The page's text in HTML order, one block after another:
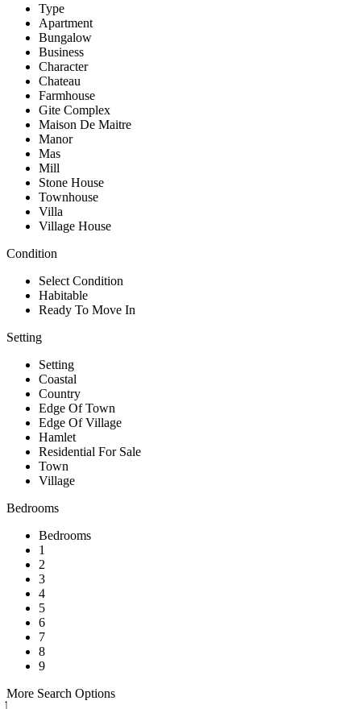
Type
Apartment
Bungalow
Business
Character
Chateau
Farmhouse
Gite Complex
Maison De Maitre
Manor
Mas
Mill
Stone House
Townhouse
Villa
Village House
Condition
Select Condition
Habitable
Ready To Move In
Setting
Setting
Coastal
Country
Edge Of Town
Edge Of Village
Hamlet
Residential For Sale
Town
Village
Bedrooms
Bedrooms
1
2
3
4
5
6
7
8
9
More Search Options